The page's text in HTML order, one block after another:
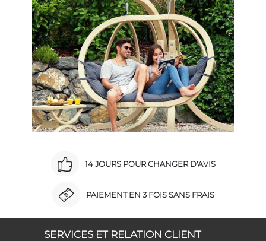
14 JOURS POUR CHANGER D'AVIS
PAIEMENT EN 3 FOIS SANS FRAIS
SERVICES ET RELATION CLIENT